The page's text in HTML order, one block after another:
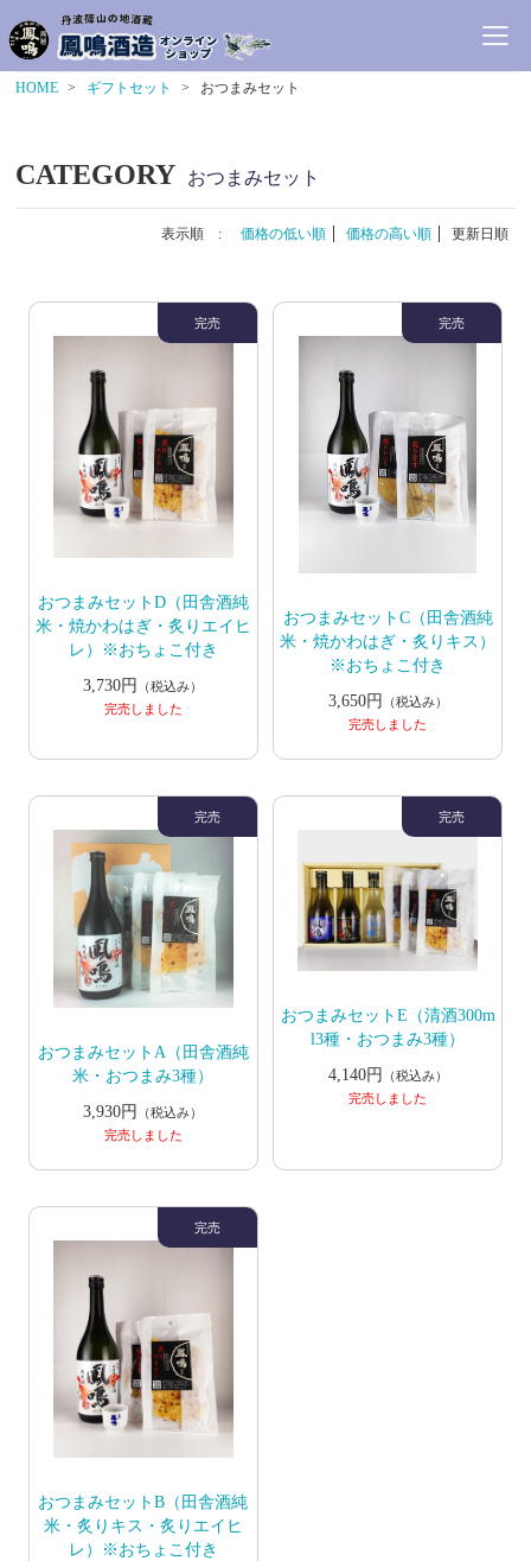
HOME ギフトセット おつまみセット
CATEGORY おつまみセット
表示順 : 価格の低い順 価格の高い順 更新日順
おつまみセットD（田舎酒純
米・焼かわはぎ・炙りエイヒ
レ）※おちょこ付き
3,730円
（税込み）
完売しました
おつまみセットC（田舎酒純
米・焼かわはぎ・炙りキス）
※おちょこ付き
3,650円
（税込み）
完売しました
おつまみセットA（田舎酒純
米・おつまみ3種）
3,930円
（税込み）
完売しました
おつまみセットE（清酒300m
l3種・おつまみ3種）
4,140円
（税込み）
完売しました
おつまみセットB（田舎酒純
米・炙りキス・炙りエイヒ
レ）※おちょこ付き